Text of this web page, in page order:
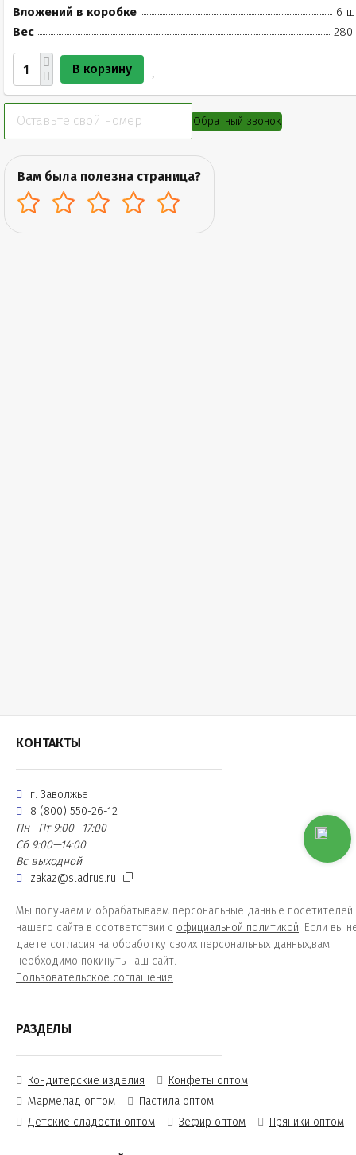
Вложений в коробке
6
Вес
280
В корзину
Обратный звонок
Вам была полезна страница?
КОНТАКТЫ
г. Заволжье
8 (800) 550-26-12
Пн—Пт 9:00—17:00
Сб 9:00—14:00
Вс выходной
zakaz@sladrus.ru
Мы получаем и обрабатываем персональные данные посетителей
нашего сайта в соответствии с официальной политикой. Если вы
даете согласия на обработку своих персональных данных,вам
необходимо покинуть наш сайт.
Пользовательское соглашение
РАЗДЕЛЫ
Кондитерские изделия
Конфеты оптом
Мармелад оптом
Пастила оптом
Детские сладости оптом
Зефир оптом Пряники оптом